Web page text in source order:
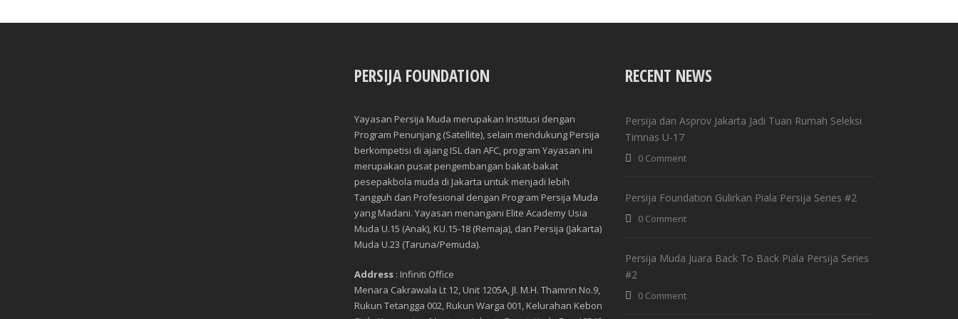
PERSIJA FOUNDATION
Yayasan Persija Muda merupakan Institusi dengan
Program Penunjang (Satellite), selain mendukung Persija
berkompetisi di ajang ISL dan AFC, program Yayasan ini
merupakan pusat pengembangan bakat-bakat
pesepakbola muda di Jakarta untuk menjadi lebih
Tangguh dan Profesional dengan Program Persija Muda
yang Madani. Yayasan menangani Elite Academy Usia
Muda U.15 (Anak), KU.15-18 (Remaja), dan Persija (Jakarta)
Muda U.23 (Taruna/Pemuda).
Address: Infiniti Office
Menara Cakrawala Lt 12, Unit 1205A, Jl. M.H. Thamrin No.9,
Rukun Tetangga 002, Rukun Warga 001, Kelurahan Kebon
RECENT NEWS
Persija dan Asprov Jakarta Jadi Tuan Rumah Seleksi
Timnas U-17
0 Comment
Persija Foundation Gulirkan Piala Persija Series #2
0 Comment
Persija Muda Juara Back To Back Piala Persija Series
#2
0 Comment